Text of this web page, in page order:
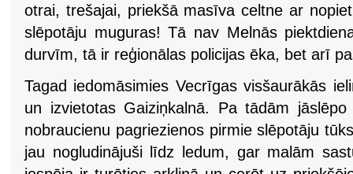
otrai, trešajai, priekšā masīva celtne ar
slēpotāju muguras! Tā nav Melnās
durvīm, tā ir reģionālas policijas ēka, bet arī
Tagad iedomāsimies Vecrīgas visšaurākās
un izvietotas Gaiziņkalnā. Pa tādām
nobraucienu pagriezienos pirmie slēpotāju
jau nogludinājuši līdz ledum, gar malām